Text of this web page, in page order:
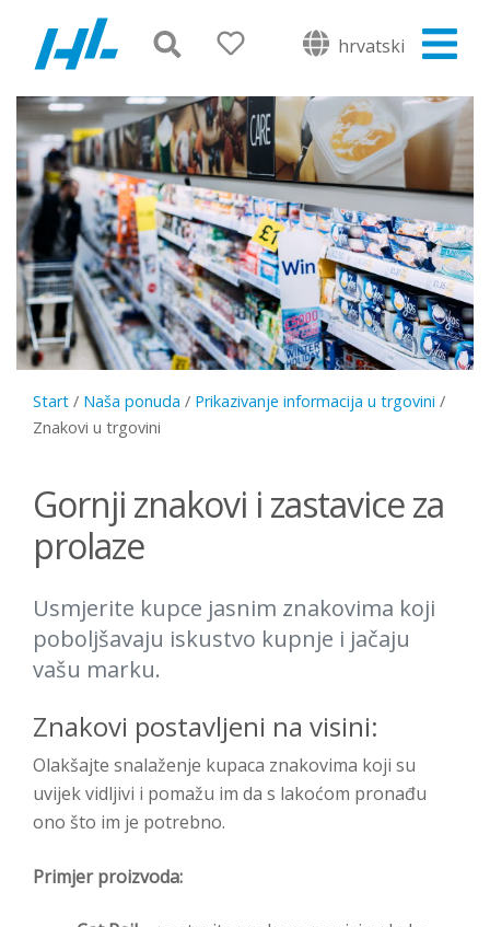
hrvatski
Start / Naša ponuda / Prikazivanje informacija u trgovini /
Znakovi u trgovini
Gornji znakovi i zastavice za
prolaze
Usmjerite kupce jasnim znakovima koji
poboljšavaju iskustvo kupnje i jačaju
vašu marku.
Znakovi postavljeni na visini:
Olakšajte snalaženje kupaca znakovima koji su
uvijek vidljivi i pomažu im da s lakoćom pronađu
ono što im je potrebno.
Primjer proizvoda: